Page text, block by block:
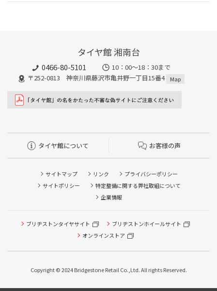
タイヤ館 湘南台
0466-80-5101
10：00～18：30まで
〒252-0813 神奈川県藤沢市亀井野一丁目15番4
Map
タイヤ館について お客様の声
サイトマップ リンク
プライバシーポリシー
サイトポリシー
特定整備に関する弊社取組について
企業情報
ブリヂストンタイヤサイト
ブリヂストンホイールサイト
オンラインストア
Copyright © 2024 Bridgestone Retail Co.,Ltd. All rights Reserved.
タイヤ点検・安全点検/タイヤ履き替え/オイル交換/その他
ピット作業の予約
本日のタイヤ履き替え順番待ち予約 ※クローク契約会員の